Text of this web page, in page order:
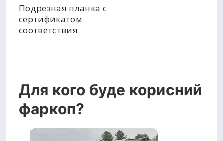
Подрезная планка с
сертификатом
соответствия
Для кого буде корисний
фаркоп?